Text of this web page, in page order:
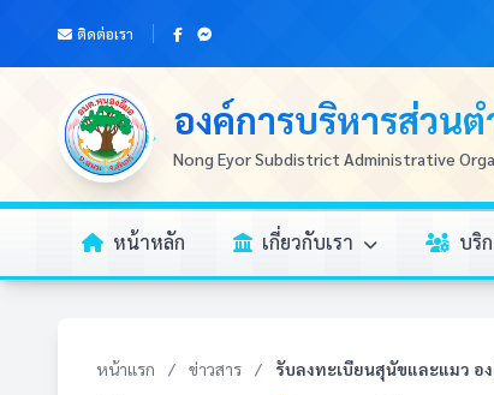
ติดต่อเรา
องค์การบริหารส่วน
Nong Eyor Subdistrict Administrative
หน้าหลัก เกี่ยวกับเรา บริ
หน้าแรก / ข่าวสาร / รับลงทะเบียนสุนัขและแมว อ